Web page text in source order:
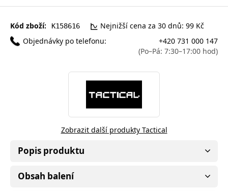
Kód zboží: K158616
Nejnižší cena za 30 dnů: 99 Kč
Objednávky po telefonu:
+420 731 000 147
(Po–Pá: 7:30–17:00 hod)
Zobrazit další produkty Tactical
Popis produktu
Obsah balení